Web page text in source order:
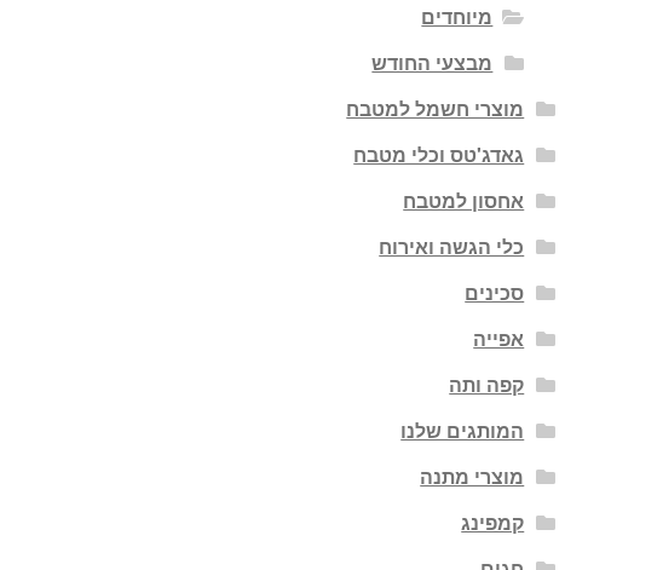
מיוחדים
מבצעי החודש
מוצרי חשמל למטבח
גאדג'טס וכלי מטבח
אחסון למטבח
כלי הגשה ואירוח
סכינים
אפייה
קפה ותה
המותגים שלנו
מוצרי מתנה
קמפינג